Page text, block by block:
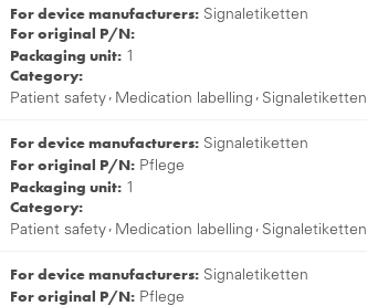
For device manufacturers: Signaletiketten
For original P/N:
Packaging unit: 1
Category:
Patient safety , Medication labelling , Signaletiketten
For device manufacturers: Signaletiketten
For original P/N: Pflege
Packaging unit: 1
Category:
Patient safety , Medication labelling , Signaletiketten
For device manufacturers: Signaletiketten
For original P/N: Pflege